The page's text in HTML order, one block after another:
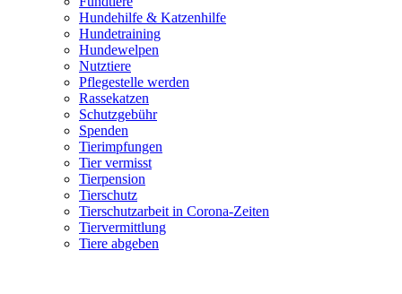
Hundehilfe & Katzenhilfe
Hundetraining
Hundewelpen
Nutztiere
Pflegestelle werden
Rassekatzen
Schutzgebühr
Spenden
Tierimpfungen
Tier vermisst
Tierpension
Tierschutz
Tierschutzarbeit in Corona-Zeiten
Tiervermittlung
Tiere abgeben